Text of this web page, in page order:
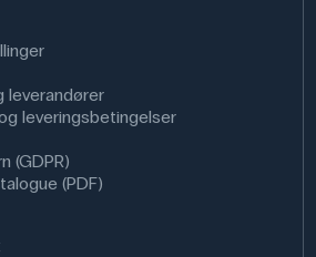
leverandører
leveringsbetingelser
(GDPR)
(PDF)